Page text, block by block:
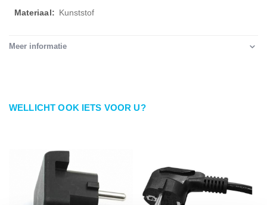
Kunststof
Meer informatie
WELLICHT OOK IETS VOOR U?